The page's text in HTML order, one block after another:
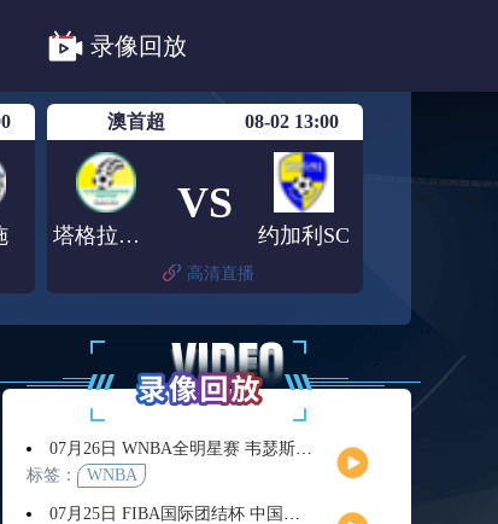
录像回放
澳首超 08-02 13:00
塔格拉诺联
VS
约加利SC
高清直播
07月26日 WNBA全明星赛 韦瑟斯庞队vs库珀队 全场录像回放
标签：
WNBA
07月25日 FIBA国际团结杯 中国男篮vs喀麦隆男篮 全场录像回放